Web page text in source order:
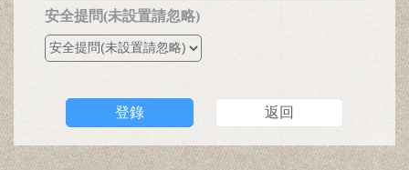
安全提問(未設置請忽略)
登錄 返回